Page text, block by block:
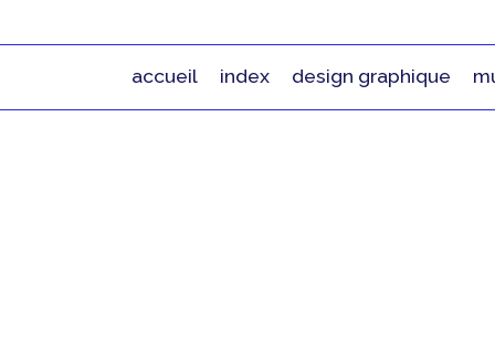
accueil index design graphique